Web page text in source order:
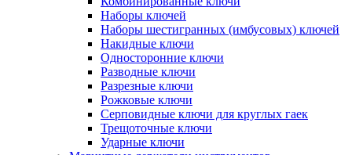
Наборы ключей
Наборы шестигранных (имбусовых) ключей
Накидные ключи
Односторонние ключи
Разводные ключи
Разрезные ключи
Рожковые ключи
Серповидные ключи для круглых гаек
Трещоточные ключи
Ударные ключи